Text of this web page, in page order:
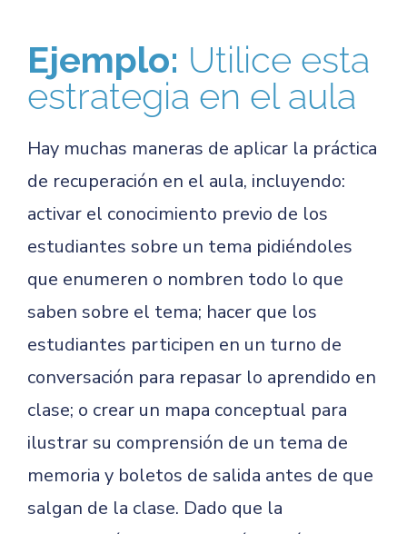
Ejemplo: Utilice esta
estrategia en el aula
Hay muchas maneras de aplicar la práctica
de recuperación en el aula, incluyendo:
activar el conocimiento previo de los
estudiantes sobre un tema pidiéndoles
que enumeren o nombren todo lo que
saben sobre el tema; hacer que los
estudiantes participen en un turno de
conversación para repasar lo aprendido en
clase; o crear un mapa conceptual para
ilustrar su comprensión de un tema de
memoria y boletos de salida antes de que
salgan de la clase. Dado que la